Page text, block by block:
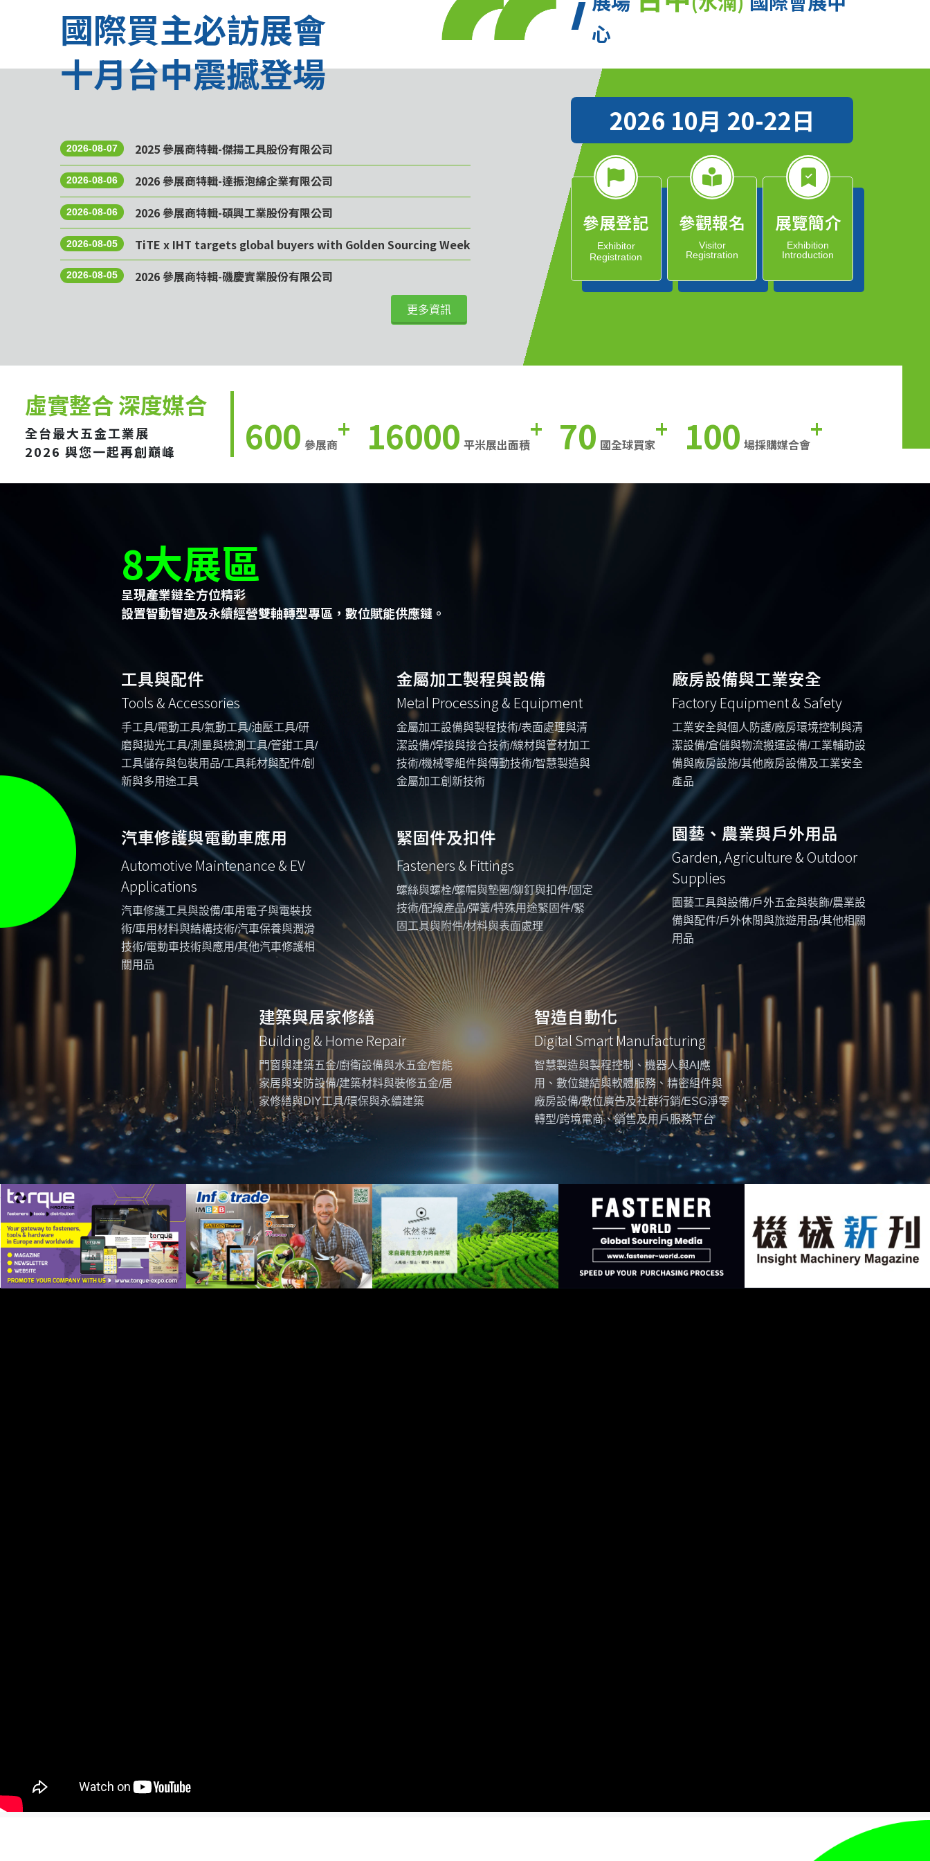
國際買主必訪展會
十月台中震撼登場
2026-08-07 2025 參展商特輯-傑揚工具股份有限公司
2026-08-06 2026 參展商特輯-達振泡綿企業有限公司
2026-08-06 2026 參展商特輯-碩興工業股份有限公司
2026-08-05 TiTE x IHT targets global buyers with Golden Sourcing Week
2026-08-05 2026 參展商特輯-磯慶實業股份有限公司
更多資訊
心
2026 10月 20-22日
參展登記
Exhibitor
Registration
參觀報名
Visitor
Registration
展覽簡介
Exhibition
Introduction
虛實整合 深度媒合
全台最大五金工業展
2026 與您一起再創巔峰
600 參展商+ 16000 平米展出面積+ 70 國全球買家+ 100 場採購媒合會+
8大展區
呈現產業鏈全方位精彩
設置智動智造及永續經營雙軸轉型專區，數位賦能供應鏈。
工具與配件
Tools & Accessories
手工具/電動工具/氣動工具/油壓工具/研
磨與拋光工具/測量與檢測工具/管鉗工具/
工具儲存與包裝用品/工具耗材與配件/創
新與多用途工具
金屬加工製程與設備
Metal Processing & Equipment
金屬加工設備與製程技術/表面處理與清
潔設備/焊接與接合技術/線材與管材加工
技術/機械零組件與傳動技術/智慧製造與
金屬加工創新技術
廠房設備與工業安全
Factory Equipment & Safety
工業安全與個人防護/廠房環境控制與清
潔設備/倉儲與物流搬運設備/工業輔助設
備與廠房設施/其他廠房設備及工業安全
產品
汽車修護與電動車應用
Automotive Maintenance & EV
Applications
汽車修護工具與設備/車用電子與電裝技
術/車用材料與結構技術/汽車保養與潤滑
技術/電動車技術與應用/其他汽車修護相
關用品
緊固件及扣件
Fasteners & Fittings
螺絲與螺栓/螺帽與墊圈/鉚釘與扣件/固定
技術/配線產品/彈簧/特殊用途緊固件/緊
固工具與附件/材料與表面處理
園藝、農業與戶外用品
Garden, Agriculture & Outdoor
Supplies
園藝工具與設備/戶外五金與裝飾/農業設
備與配件/戶外休閒與旅遊用品/其他相關
用品
建築與居家修繕
Building & Home Repair
門窗與建築五金/廚衛設備與水五金/智能
家居與安防設備/建築材料與裝修五金/居
家修繕與DIY工具/環保與永續建築
智造自動化
Digital Smart Manufacturing
智慧製造與製程控制、機器人與AI應
用、數位鏈結與軟體服務、精密組件與
廠房設備/數位廣告及社群行銷/ESG淨零
轉型/跨境電商、銷售及用戶服務平台